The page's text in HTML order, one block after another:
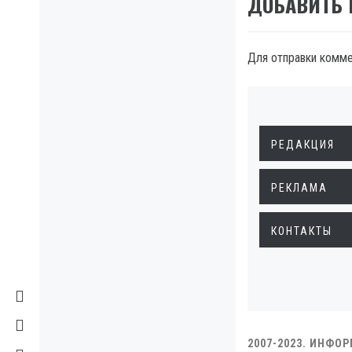
Для отправки
РЕДАКЦИЯ
РЕКЛАМА
КОНТАКТЫ
2007-2023.